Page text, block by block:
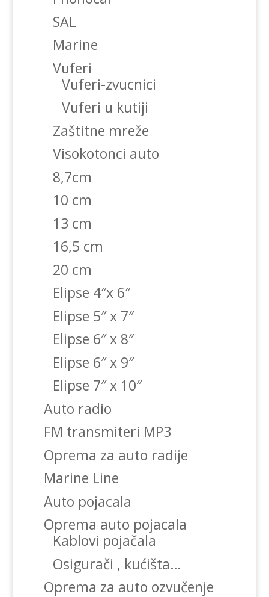
SAL
Marine
Vuferi
Vuferi-zvucnici
Vuferi u kutiji
Zaštitne mreže
Visokotonci auto
8,7cm
10 cm
13 cm
16,5 cm
20 cm
Elipse 4″x 6″
Elipse 5″ x 7″
Elipse 6″ x 8″
Elipse 6″ x 9″
Elipse 7″ x 10″
Auto radio
FM transmiteri MP3
Oprema za auto radije
Marine Line
Auto pojacala
Oprema auto pojacala
Kablovi pojačala
Osigurači , kućišta…
Oprema za auto ozvučenje